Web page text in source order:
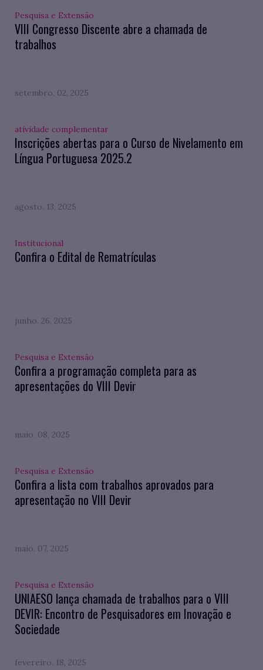
Pesquisa e Extensão
VIII Congresso Discente abre a chamada de
trabalhos
setembro. 02, 2025
atividade complementar
Inscrições abertas para o Curso de Nivelamento em
Língua Portuguesa 2025.2
agosto. 13, 2025
Institucional
Confira o Edital de Rematrículas
junho. 26, 2025
Pesquisa e Extensão
Confira a programação completa para as
apresentações do VIII Devir
maio. 08, 2025
Pesquisa e Extensão
Confira a lista com trabalhos aprovados para
apresentação no VIII Devir
maio. 07, 2025
Pesquisa e Extensão
UNIAESO lança chamada de trabalhos para o VIII
DEVIR: Encontro de Pesquisadores em Inovação e
Sociedade
fevereiro. 18, 2025